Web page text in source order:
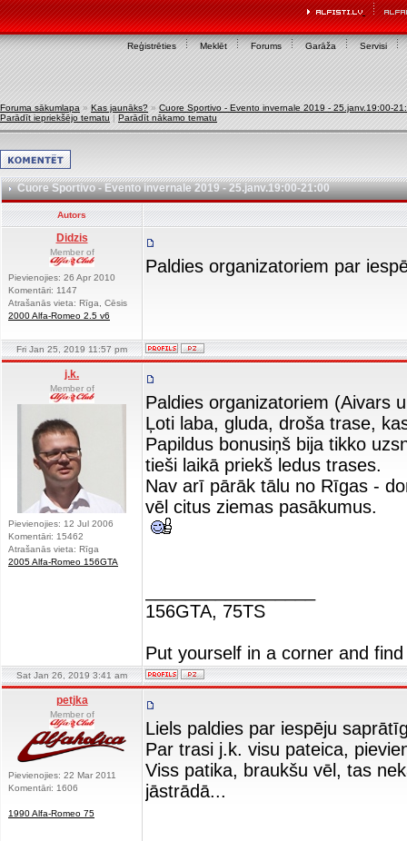
Reģistrēties Meklēt Forums Garāža Servisi
Foruma sākumlapa » Kas jaunāks? » Cuore Sportivo - Evento invernale 2019 - 25.janv.19:00-
Parādīt iepriekšējo tematu | Parādīt nākamo tematu
Cuore Sportivo - Evento invernale 2019 - 25.janv.19:00-21:00
Autors
Didzis
Member of
Pievienojies: 26 Apr 2010
Komentāri: 1147
Atrašanās vieta: Rīga, Cēsis
2000 Alfa-Romeo 2.5 v6
Paldies organizatoriem par
Fri Jan 25, 2019 11:57 pm
j.k.
Member of
Pievienojies: 12 Jul 2006
Komentāri: 15462
Atrašanās vieta: Rīga
2005 Alfa-Romeo 156GTA
Paldies organizatoriem (Aivars
Ļoti laba, gluda, droša trase,
Papildus bonusiņš bija tikko
tieši laikā priekš ledus trases.
Nav arī pārāk tālu no Rīgas -
vēl citus ziemas pasākumus.
156GTA, 75TS
Put yourself in a corner and
Sat Jan 26, 2019 3:41 am
petjka
Member of
Pievienojies: 22 Mar 2011
Komentāri: 1606
1990 Alfa-Romeo 75
Liels paldies par iespēju
Par trasi j.k. visu pateica,
Viss patika, braukšu vēl, tas
jāstrādā...